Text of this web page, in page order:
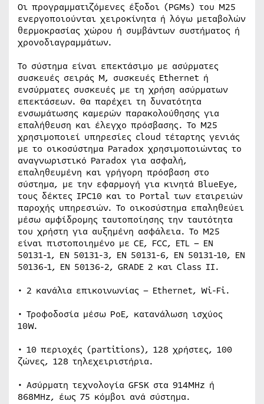
Οι προγραμματιζόμενες έξοδοι (PGMs) του M25
ενεργοποιούνται χειροκίνητα ή λόγω μεταβολών
θερμοκρασίας χώρου ή συμβάντων συστήματος ή
χρονοδιαγραμμάτων.
Το σύστημα είναι επεκτάσιμο με ασύρματες
συσκευές σειράς M, συσκευές Ethernet ή
ενσύρματες συσκευές με τη χρήση ασύρματων
επεκτάσεων. Θα παρέχει τη δυνατότητα
ενσωμάτωσης καμερών παρακολούθησης για
επαλήθευση και έλεγχο πρόσβασης. Το M25
χρησιμοποιεί υπηρεσίες cloud τέταρτης γενιάς
με το οικοσύστημα Paradox χρησιμοποιώντας το
αναγνωριστικό Paradox για ασφαλή,
επαληθευμένη και γρήγορη πρόσβαση στο
σύστημα, με την εφαρμογή για κινητά BlueEye,
τους δέκτες IPC10 και το Portal των εταιρειών
παροχής υπηρεσιών. Το οικοσύστημα επαληθεύει
μέσω αμφίδρομης ταυτoποίησης την ταυτότητα
του χρήστη για αυξημένη ασφάλεια. Το M25
είναι πιστοποιημένο με CE, FCC, ETL – EN
50131-1, EN 50131-3, EN 50131-6, EN 50131-10, EN
50136-1, EN 50136-2, GRADE 2 και Class II.
• 2 κανάλια επικοινωνίας – Ethernet, Wi-Fi.
• Τροφοδοσία μέσω PoE, κατανάλωση ισχύος
10W.
• 10 περιοχές (partitions), 128 χρήστες, 100
ζώνες, 128 τηλεχειριστήρια.
• Ασύρματη τεχνολογία GFSK στα 914MHz ή
868MHz, έως 75 κόμβοι ανά σύστημα.